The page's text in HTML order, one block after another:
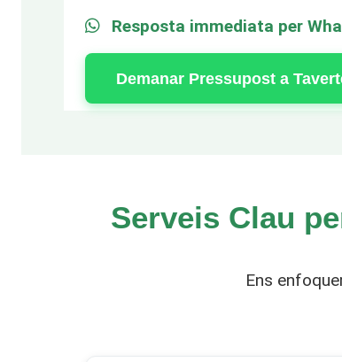
Resposta immediata per
Demanar Pressupost a
Serveis Clau
Ens